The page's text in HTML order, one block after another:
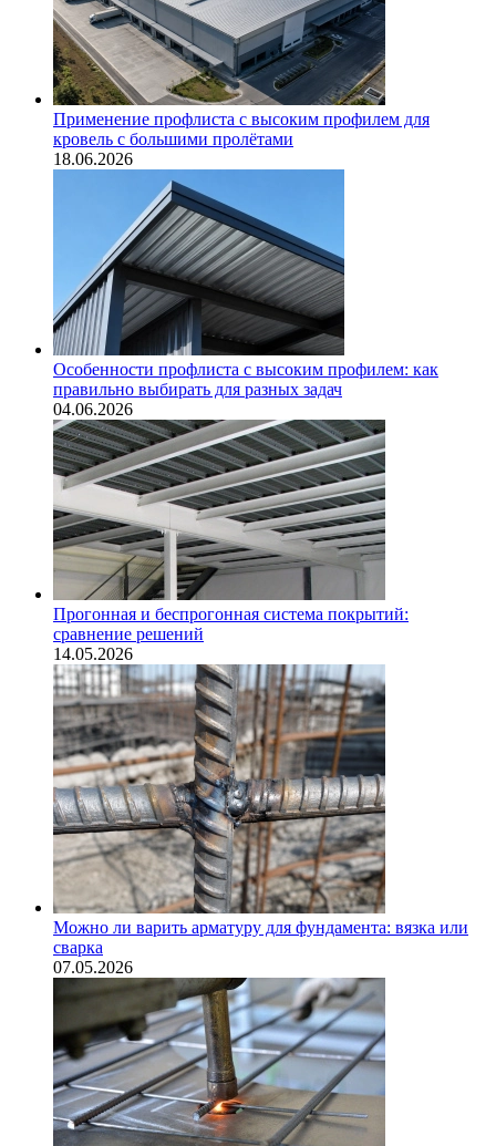
Применение профлиста с высоким профилем для
кровель с большими пролётами
18.06.2026
Особенности профлиста с высоким профилем: как
правильно выбирать для разных задач
04.06.2026
Прогонная и беспрогонная система покрытий:
сравнение решений
14.05.2026
Можно ли варить арматуру для фундамента: вязка или
сварка
07.05.2026